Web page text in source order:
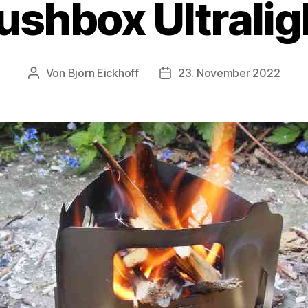
Beitragsautor
Von Björn Eickhoff Veröffentlichungsdatum
23. November 2022